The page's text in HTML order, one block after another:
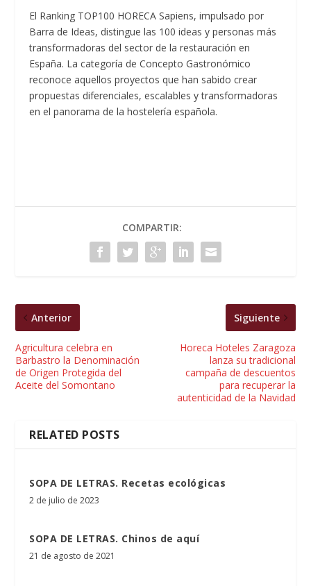
El Ranking TOP100 HORECA Sapiens, impulsado por
Barra de Ideas, distingue las 100 ideas y personas más
transformadoras del sector de la restauración en
España. La categoría de Concepto Gastronómico
reconoce aquellos proyectos que han sabido crear
propuestas diferenciales, escalables y transformadoras
en el panorama de la hostelería española.
COMPARTIR:
Anterior
Agricultura celebra en
Barbastro la Denominación
de Origen Protegida del
Aceite del Somontano
Siguiente
Horeca Hoteles Zaragoza
lanza su tradicional
campaña de descuentos
para recuperar la
autenticidad de la Navidad
RELATED POSTS
SOPA DE LETRAS. Recetas ecológicas
2 de julio de 2023
SOPA DE LETRAS. Chinos de aquí
21 de agosto de 2021